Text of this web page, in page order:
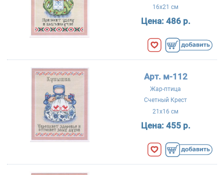
16x21 см
Цена: 486 р.
Арт. м-112
Жар-птица
Счетный Крест
21x16 см
Цена: 455 р.